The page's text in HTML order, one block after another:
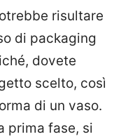
risultare
di packaging
dovete
scelto, così
di un vaso.
prima fase, si